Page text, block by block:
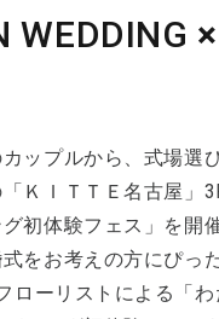
WEDDING
ップルから、式場選
ＫＩＴＴＥ名古屋」
初体験フェス」を
をお考えの方にぴ
ローリストによる